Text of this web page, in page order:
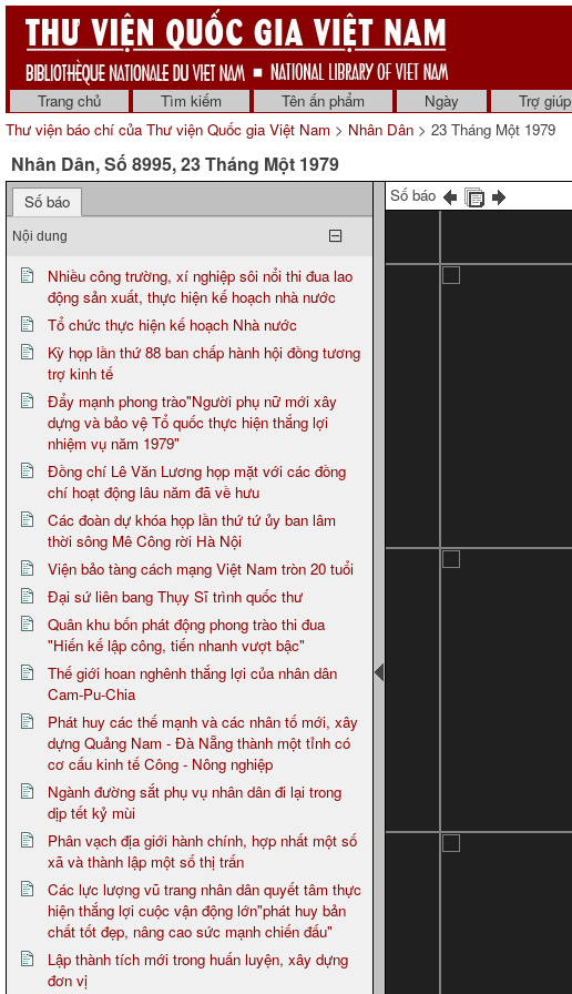
Trang chủ Tìm kiếm Tên ấn phẩm Ngày
Trợ giúp
Thư viện báo chí của Thư viện Quốc gia Việt Nam > Nhân Dân > 23 Tháng Một 1979
Nhân Dân, Số 8995, 23 Tháng Một 1979
Số báo
Nội dung
Nhiều công trường, xí nghiệp sôi nổi thi đua lao
động sản xuất, thực hiện kế hoạch nhà nước
Tổ chức thực hiện kế hoạch Nhà nước
Kỳ họp lần thứ 88 ban chấp hành hội đồng tương
trợ kinh tế
Đẩy mạnh phong trào"Người phụ nữ mới xây
dựng và bảo vệ Tổ quốc thực hiện thắng lợi
nhiệm vụ năm 1979"
Đồng chí Lê Văn Lương họp mặt với các đồng
chí hoạt động lâu năm đã về hưu
Các đoàn dự khóa họp lần thứ tứ ủy ban lâm
thời sông Mê Công rời Hà Nội
Viện bảo tàng cách mạng Việt Nam tròn 20 tuổi
Đại sứ liên bang Thụy Sĩ trình quốc thư
Quân khu bốn phát động phong trào thi đua
"Hiến kế lập công, tiến nhanh vượt bậc"
Thế giới hoan nghênh thắng lợi của nhân dân
Cam-Pu-Chia
Phát huy các thế mạnh và các nhân tố mới, xây
dựng Quảng Nam - Đà Nẵng thành một tỉnh có
cơ cấu kinh tế Công - Nông nghiệp
Ngành đường sắt phụ vụ nhân dân đi lại trong
dịp tết kỷ mùi
Phân vạch địa giới hành chính, hợp nhất một số
xã và thành lập một số thị trấn
Các lực lượng vũ trang nhân dân quyết tâm thực
hiện thắng lợi cuộc vận động lớn"phát huy bản
chất tốt đẹp, nâng cao sức mạnh chiến đấu"
Lập thành tích mới trong huấn luyện, xây dựng
đơn vị
Số báo